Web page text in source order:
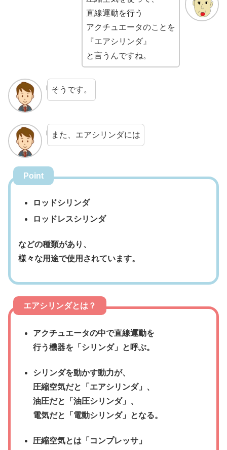
直線運動を行う
アクチュエータのことを
『エアシリンダ』
と言うんですね。
そうです。
また、エアシリンダには
Point
ロッドシリンダ
ロッドレスシリンダ
などの種類があり、
様々な用途で使用されています。
エアシリンダとは？
アクチュエータの中で直線運動を
行う機器を「シリンダ」と呼ぶ。
シリンダを動かす動力が、
圧縮空気だと「エアシリンダ」、
油圧だと「油圧シリンダ」、
電気だと「電動シリンダ」となる。
圧縮空気とは「コンプレッサ」